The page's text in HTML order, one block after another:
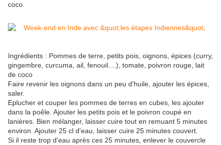
coco.
Ingrédients : Pommes de terre, petits pois, oignons, épices (curry,
gingembre, curcuma, ail, fenouil....), tomate, poivron rouge, lait
de coco
Faire revenir les oignons dans un peu d'huile, ajouter les épices,
saler.
Eplucher et couper les pommes de terres en cubes, les ajouter
dans la poêle. Ajouter les petits pois et le poivron coupé en
lanières. Bien mélanger, laisser cuire tout en remuant 5 minutes
environ. Ajouter 25 cl d'eau, laisser cuire 25 minutes couvert.
Si il reste trop d'eau après ces 25 minutes, enlever le couvercle